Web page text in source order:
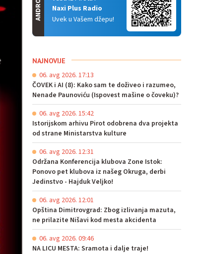
Naxi Plus Radio
Uvek u Vašem džepu!
ANDROID
NAJNOVIJE
06. avg 2026. 17:13
ČOVEK i AI (8): Kako sam te doživeo i razumeo,
Nenade Paunoviću (Ispovest mašine o čoveku)?
06. avg 2026. 15:42
Istorijskom arhivu Pirot odobrena dva projekta
od strane Ministarstva kulture
06. avg 2026. 12:31
Održana Konferencija klubova Zone Istok:
Ponovo pet klubova iz našeg Okruga, derbi
Jedinstvo - Hajduk Veljko!
06. avg 2026. 12:01
Opština Dimitrovgrad: Zbog izlivanja mazuta,
ne prilazite Nišavi kod mesta akcidenta
06. avg 2026. 09:46
NA LICU MESTA: Sramota i dalje traje!